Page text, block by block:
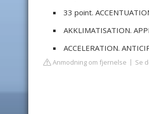
33 point.
AKKLIMATISATION.
ACCELERATION.
Anmodning om fjernelse Se